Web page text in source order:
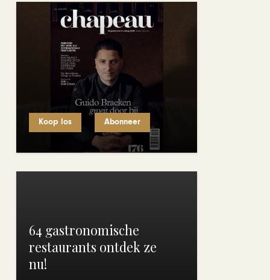
Koop los Abonneer
64 gastronomische
restaurants ontdek ze
nu!